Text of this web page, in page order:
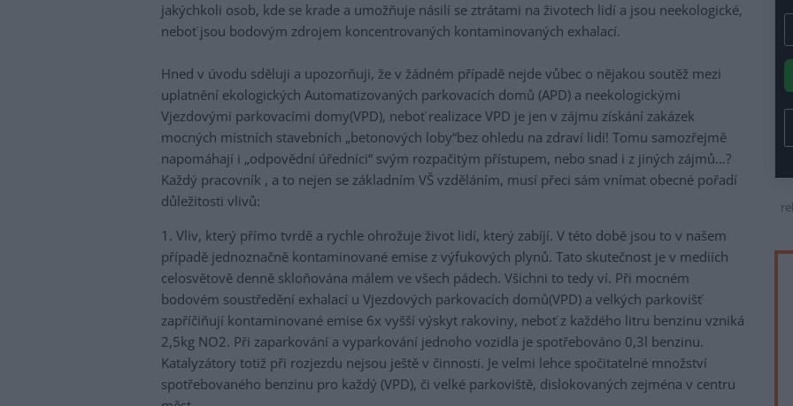
jakýchkoli osob, kde se krade a umožňuje násilí se ztrátami na životech lidí a jsou neekologické,
neboť jsou bodovým zdrojem koncentrovaných kontaminovaných exhalací.
Hned v úvodu sděluji a upozorňuji, že v žádném případě nejde vůbec o nějakou soutěž mezi
uplatnění ekologických Automatizovaných parkovacích domů (APD) a neekologickými
Vjezdovými parkovacími domy(VPD), neboť realizace VPD je jen v zájmu získání zakázek
mocných místních stavebních „betonových loby“bez ohledu na zdraví lidí! Tomu samozřejmě
napomáhají i „odpovědní úředníci“ svým rozpačitým přístupem, nebo snad i z jiných zájmů…?
Každý pracovník , a to nejen se základním VŠ vzděláním, musí přeci sám vnímat obecné pořadí
důležitosti vlivů:
1. Vliv, který přímo tvrdě a rychle ohrožuje život lidí, který zabíjí. V této době jsou to v našem
případě jednoznačně kontaminované emise z výfukových plynů. Tato skutečnost je v mediích
celosvětově denně skloňována málem ve všech pádech. Všichni to tedy ví. Při mocném
bodovém soustředění exhalací u Vjezdových parkovacích domů(VPD) a velkých parkovišť
zapříčiňují kontaminované emise 6x vyšší výskyt rakoviny, neboť z každého litru benzinu vzniká
2,5kg NO2. Při zaparkování a vyparkování jednoho vozidla je spotřebováno 0,3l benzinu.
Katalyzátory totiž při rozjezdu nejsou ještě v činnosti. Je velmi lehce spočitatelné množství
spotřebovaného benzinu pro každý (VPD), či velké parkoviště, dislokovaných zejména v centru